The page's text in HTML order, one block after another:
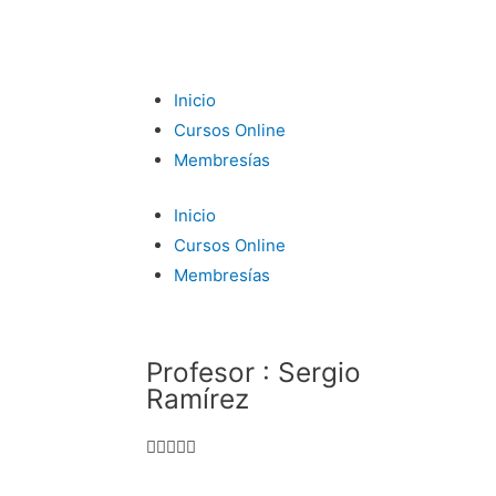
Inicio
Cursos Online
Membresías
Inicio
Cursos Online
Membresías
Profesor : Sergio
Ramírez